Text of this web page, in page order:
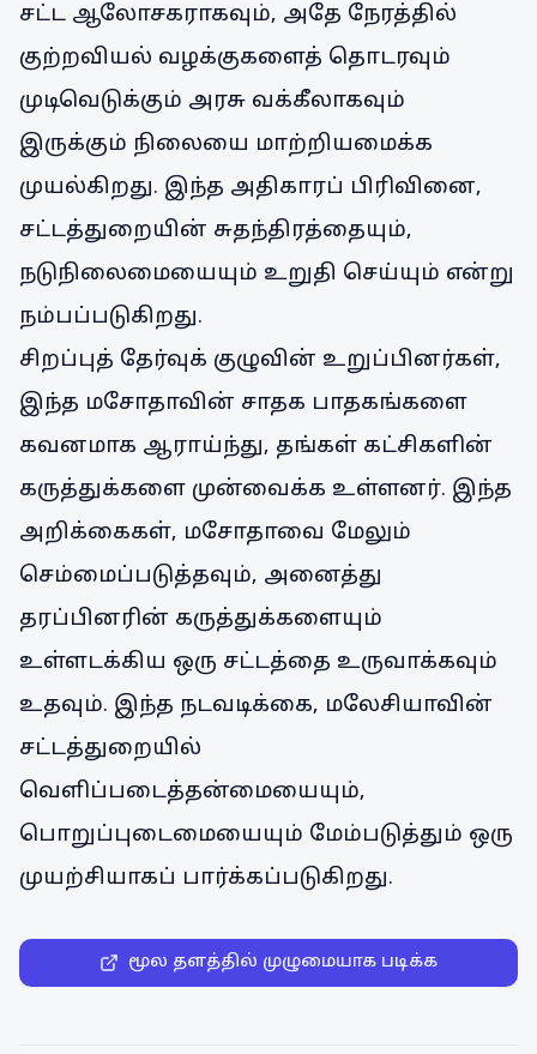
சட்ட ஆலோசகராகவும், அதே நேரத்தில்
குற்றவியல் வழக்குகளைத் தொடரவும்
முடிவெடுக்கும் அரசு வக்கீலாகவும்
இருக்கும் நிலையை மாற்றியமைக்க
முயல்கிறது. இந்த அதிகாரப் பிரிவினை,
சட்டத்துறையின் சுதந்திரத்தையும்,
நடுநிலைமையையும் உறுதி செய்யும் என்று
நம்பப்படுகிறது.
சிறப்புத் தேர்வுக் குழுவின் உறுப்பினர்கள்,
இந்த மசோதாவின் சாதக பாதகங்களை
கவனமாக ஆராய்ந்து, தங்கள் கட்சிகளின்
கருத்துக்களை முன்வைக்க உள்ளனர். இந்த
அறிக்கைகள், மசோதாவை மேலும்
செம்மைப்படுத்தவும், அனைத்து
தரப்பினரின் கருத்துக்களையும்
உள்ளடக்கிய ஒரு சட்டத்தை உருவாக்கவும்
உதவும். இந்த நடவடிக்கை, மலேசியாவின்
சட்டத்துறையில்
வெளிப்படைத்தன்மையையும்,
பொறுப்புடைமையையும் மேம்படுத்தும் ஒரு
முயற்சியாகப் பார்க்கப்படுகிறது.
மூல தளத்தில் முழுமையாக படிக்க